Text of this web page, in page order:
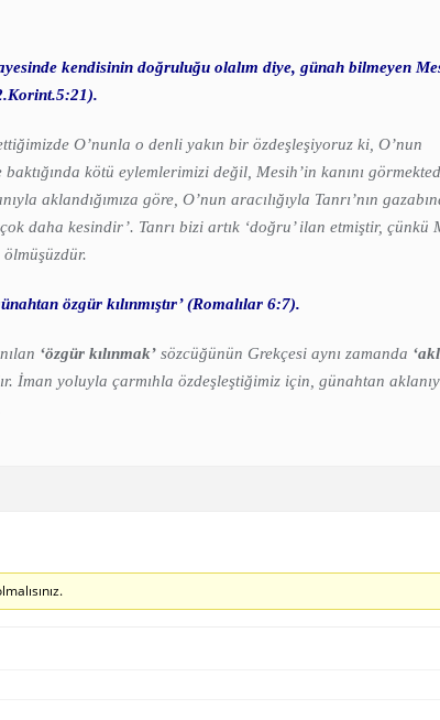
kendisinin doğruluğu olalım diye, günah bilmeyen
O’nunla o denli yakın bir özdeşleşiyoruz ki, O’nun
baktığında kötü eylemlerimizi değil, Mesih’in kanını
aklandığımıza göre, O’nun aracılığıyla Tanrı’nın
daha kesindir’. Tanrı bizi artık ‘doğru’ ilan etmiştir, çünkü
özgür kılınmıştır’ (Romalılar 6:7).
‘özgür kılınmak’ sözcüğünün Grekçesi aynı zamanda
İman yoluyla çarmıhla özdeşleştiğimiz için, günahtan